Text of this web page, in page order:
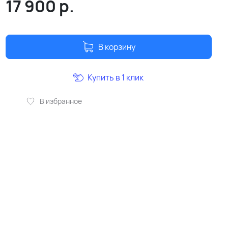
17 900 р.
В корзину
В избранное
Купить в 1 клик